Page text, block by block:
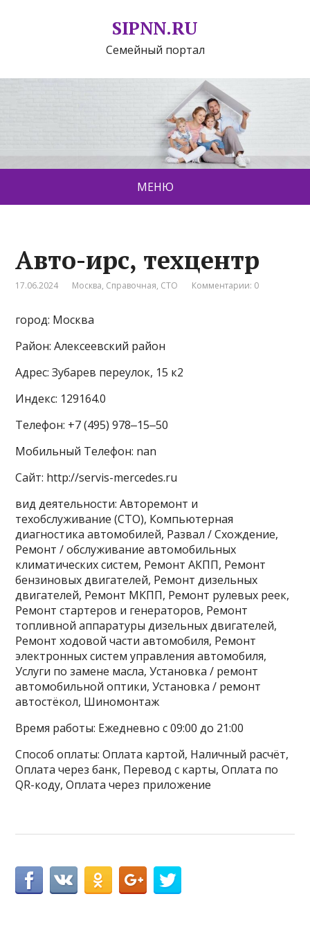
SIPNN.RU
Семейный портал
МЕНЮ
Авто-ирс, техцентр
17.06.2024 Москва, Справочная, СТО Комментарии: 0
город: Москва
Район: Алексеевский район
Адрес: Зубарев переулок, 15 к2
Индекс: 129164.0
Телефон: +7 (495) 978‒15‒50
Мобильный Телефон: nan
Сайт: http://servis-mercedes.ru
вид деятельности: Авторемонт и
техобслуживание (СТО), Компьютерная
диагностика автомобилей, Развал / Схождение,
Ремонт / обслуживание автомобильных
климатических систем, Ремонт АКПП, Ремонт
бензиновых двигателей, Ремонт дизельных
двигателей, Ремонт МКПП, Ремонт рулевых реек,
Ремонт стартеров и генераторов, Ремонт
топливной аппаратуры дизельных двигателей,
Ремонт ходовой части автомобиля, Ремонт
электронных систем управления автомобиля,
Услуги по замене масла, Установка / ремонт
автомобильной оптики, Установка / ремонт
автостёкол, Шиномонтаж
Время работы: Ежедневно с 09:00 до 21:00
Способ оплаты: Оплата картой, Наличный расчёт,
Оплата через банк, Перевод с карты, Оплата по
QR-коду, Оплата через приложение